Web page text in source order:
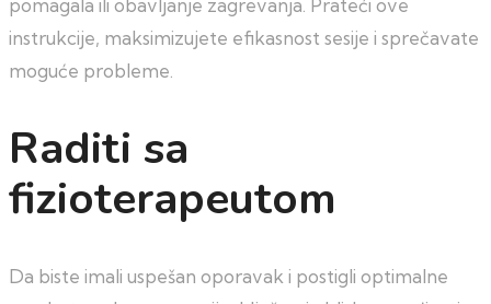
pomagala ili obavljanje zagrevanja. Prateći ove
instrukcije, maksimizujete efikasnost sesije i sprečavate
moguće probleme.
Raditi sa
fizioterapeutom
Da biste imali uspešan oporavak i postigli optimalne